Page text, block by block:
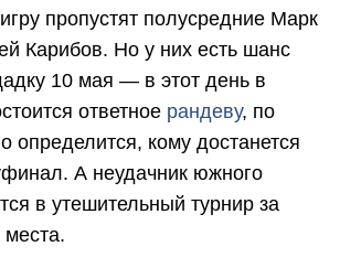
пропустят полусредние Марк
Карибов. Но у них есть шанс
10 мая — в этот день в
ответное рандеву, по
определится, кому достанется
А неудачник южного
в утешительный турнир за
места.